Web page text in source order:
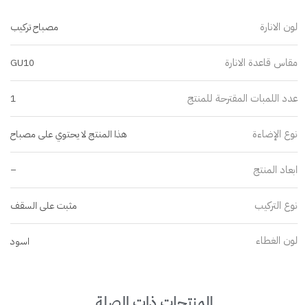
لون الانارة مصباح تركيب
مقاس قاعدة الانارة GU10
عدد اللمبات المقترحة للمنتج 1
نوع الإضاءة هذا المنتج لا يحتوي على مصباح
ابعاد المنتج –
نوع التركيب مثبت على السقف
لون الغطاء اسود